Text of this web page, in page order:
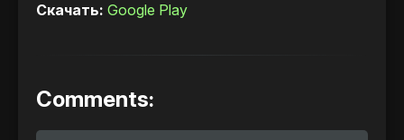
Скачать: Google Play
Comments: